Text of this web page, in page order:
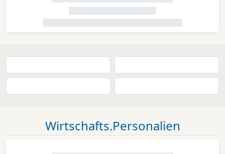
Wirtschafts.Personalien